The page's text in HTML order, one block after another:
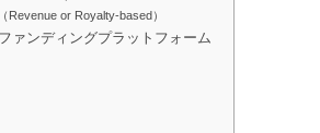
Revenue or Royalty-based）
ァンディングプラットフォーム